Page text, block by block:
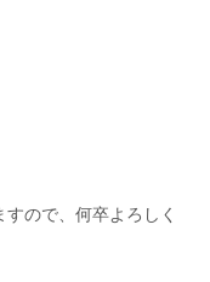
ので、何卒よろしく